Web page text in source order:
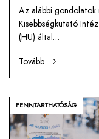
Az alábbi gondolatok
Kisebbségkutató
(HU) által…
Tovább
FENNTARTHATÓSÁG